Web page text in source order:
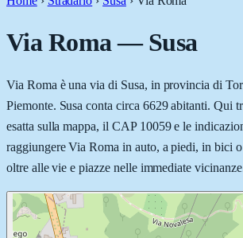
Via Roma—Susa
Via Roma è una via di Susa, in provincia di
Piemonte. Susa conta circa 6629 abitanti. Qui
esatta sulla mappa, il CAP 10059 e le
raggiungere Via Roma in auto, a piedi, in bici
oltre alle vie e piazze nelle immediate